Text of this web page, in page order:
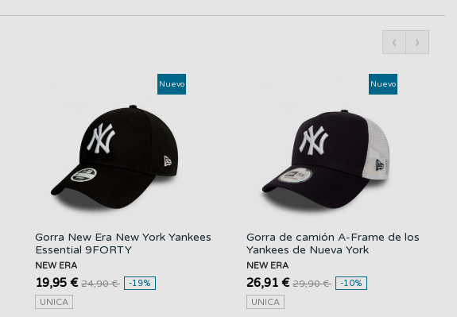
‹ ›
Nuevo
Gorra New Era New York Yankees
Essential 9FORTY
NEW ERA
19,95 € 24,90 €
-19%
UNICA
Nuevo
Gorra de camión A-Frame de los
Yankees de Nueva York
NEW ERA
26,91 € 29,90 €
-10%
UNICA